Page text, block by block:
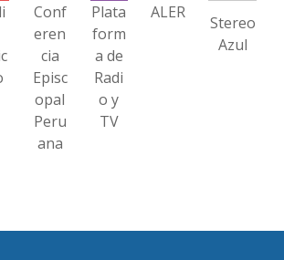
Conf
eren
cia
Episc
opal
Peru
ana
Plata
form
a de
Radi
o y
TV
ALER
Stereo
Azul